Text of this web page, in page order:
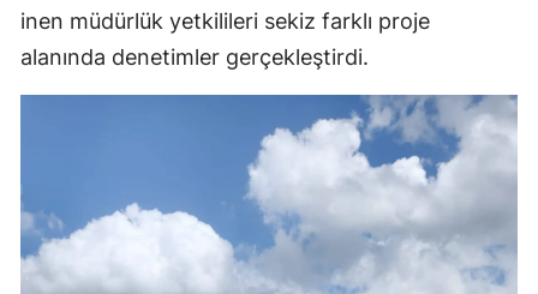
Giresun
Hakkari
Hatay
Isparta
Mersin
inen müdürlük yetkilileri sekiz farklı proje
alanında denetimler gerçekleştirdi.